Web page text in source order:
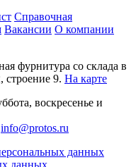
Справочная
Вакансии О компании
фурнитура со склада в
строение 9. На карте
воскресенье и
info@protos.ru
данных
данных